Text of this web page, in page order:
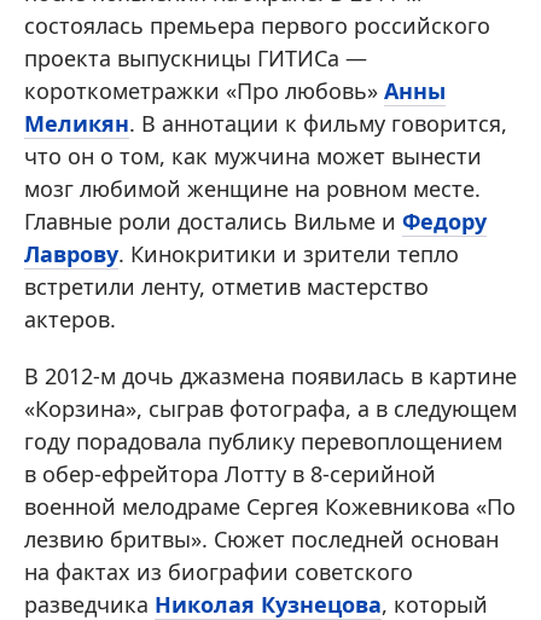
состоялась премьера первого российского
проекта выпускницы ГИТИСа —
короткометражки «Про любовь» Анны
Меликян. В аннотации к фильму говорится,
что он о том, как мужчина может вынести
мозг любимой женщине на ровном месте.
Главные роли достались Вильме и Федору
Лаврову. Кинокритики и зрители тепло
встретили ленту, отметив мастерство
актеров.
В 2012-м дочь джазмена появилась в картине
«Корзина», сыграв фотографа, а в следующем
году порадовала публику перевоплощением
в обер-ефрейтора Лотту в 8-серийной
военной мелодраме Сергея Кожевникова «По
лезвию бритвы». Сюжет последней основан
на фактах из биографии советского
разведчика Николая Кузнецова, который